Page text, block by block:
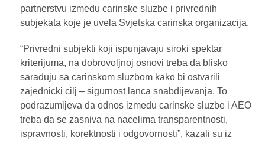
partnerstvu izmedu carinske sluzbe i privrednih
subjekata koje je uvela Svjetska carinska organizacija.
“Privredni subjekti koji ispunjavaju siroki spektar
kriterijuma, na dobrovoljnoj osnovi treba da blisko
saraduju sa carinskom sluzbom kako bi ostvarili
zajednicki cilj – sigurnost lanca snabdijevanja. To
podrazumijeva da odnos izmedu carinske sluzbe i AEO
treba da se zasniva na nacelima transparentnosti,
ispravnosti, korektnosti i odgovornosti”, kazali su iz